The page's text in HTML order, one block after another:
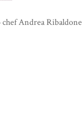
chef Andrea Ribaldone